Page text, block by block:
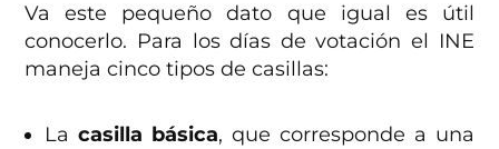
Va este pequeño dato que igual es útil
conocerlo. Para los días de votación el INE
maneja cinco tipos de casillas:
Lacasilla básica, que corresponde a una